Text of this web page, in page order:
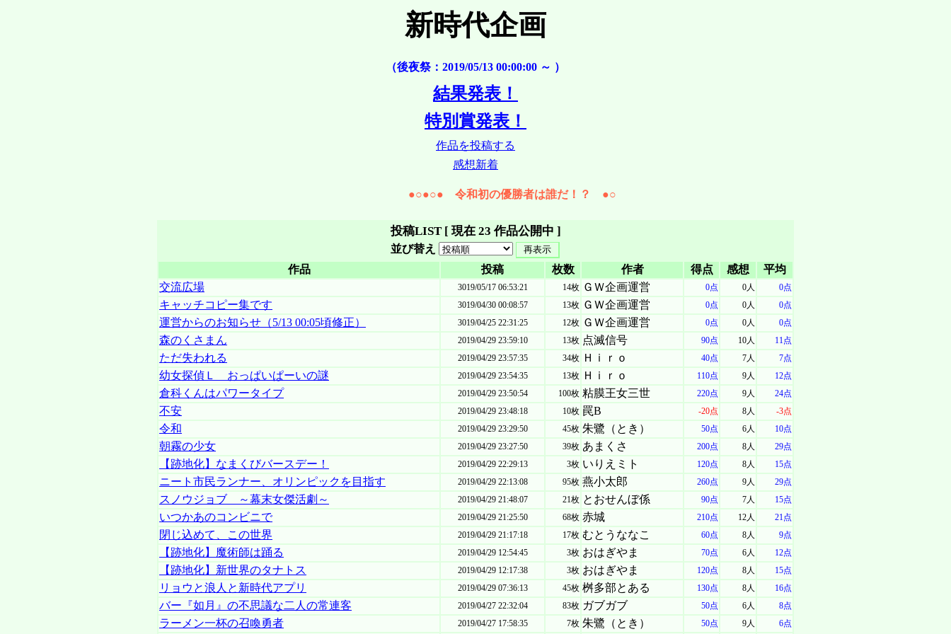
新時代企画
（後夜祭：2019/05/13 00:00:00 ～ ）
結果発表！
特別賞発表！
作品を投稿する
感想新着
●○●○● 令和初の優勝者は誰だ！？ ●○●○●
投稿LIST [ 現在 23 作品公開中 ]
並び替え
作品
投稿 枚数 作者 得点 感想
平均
交流広場
3019/05/17 06:53:21 14枚 ＧＷ企画運営 0点 0人 0点
キャッチコピー集です 3019/04/30 00:08:57 13枚 ＧＷ企画運営 0点 0人 0点
運営からのお知らせ（5/13 00:05頃修正） 3019/04/25 22:31:25 12枚 ＧＷ企画運営 0点 0人 0点
森のくさまん 2019/04/29 23:59:10 13枚 点滅信号 90点 10人 11点
ただ失われる 2019/04/29 23:57:35 34枚 Ｈｉｒｏ 40点 7人 7点
幼女探偵Ｌ おっぱいぱーいの謎 2019/04/29 23:54:35 13枚 Ｈｉｒｏ 110点 9人 12点
倉科くんはパワータイプ 2019/04/29 23:50:54 100枚 粘膜王女三世 220点 9人 24点
不安 2019/04/29 23:48:18 10枚 罠B -20点 8人 -3点
令和 2019/04/29 23:29:50 45枚 朱鷺（とき） 50点 6人 10点
朝霧の少女 2019/04/29 23:27:50 39枚 あまくさ 200点 8人 29点
【跡地化】なまくびバースデー！ 2019/04/29 22:29:13 3枚 いりえミト 120点 8人 15点
ニート市民ランナー、オリンピックを目指す 2019/04/29 22:13:08 95枚 燕小太郎 260点 9人 29点
スノウジョブ ～幕末女傑活劇～ 2019/04/29 21:48:07 21枚 とおせんぼ係 90点 7人 15点
いつかあのコンビニで 2019/04/29 21:25:50 68枚 赤城 210点 12人 21点
閉じ込めて、この世界 2019/04/29 21:17:18 17枚 むとうななこ 60点 8人 9点
【跡地化】魔術師は踊る 2019/04/29 12:54:45 3枚 おはぎやま 70点 6人 12点
【跡地化】新世界のタナトス 2019/04/29 12:17:38 3枚 おはぎやま 120点 8人 15点
リョウと浪人と新時代アプリ 2019/04/29 07:36:13 45枚 桝多部とある 130点 8人 16点
バー『如月』の不思議な二人の常連客 2019/04/27 22:32:04 83枚 ガブガブ 50点 6人 8点
ラーメン一杯の召喚勇者 2019/04/27 17:58:35 7枚 朱鷺（とき） 50点 9人 6点